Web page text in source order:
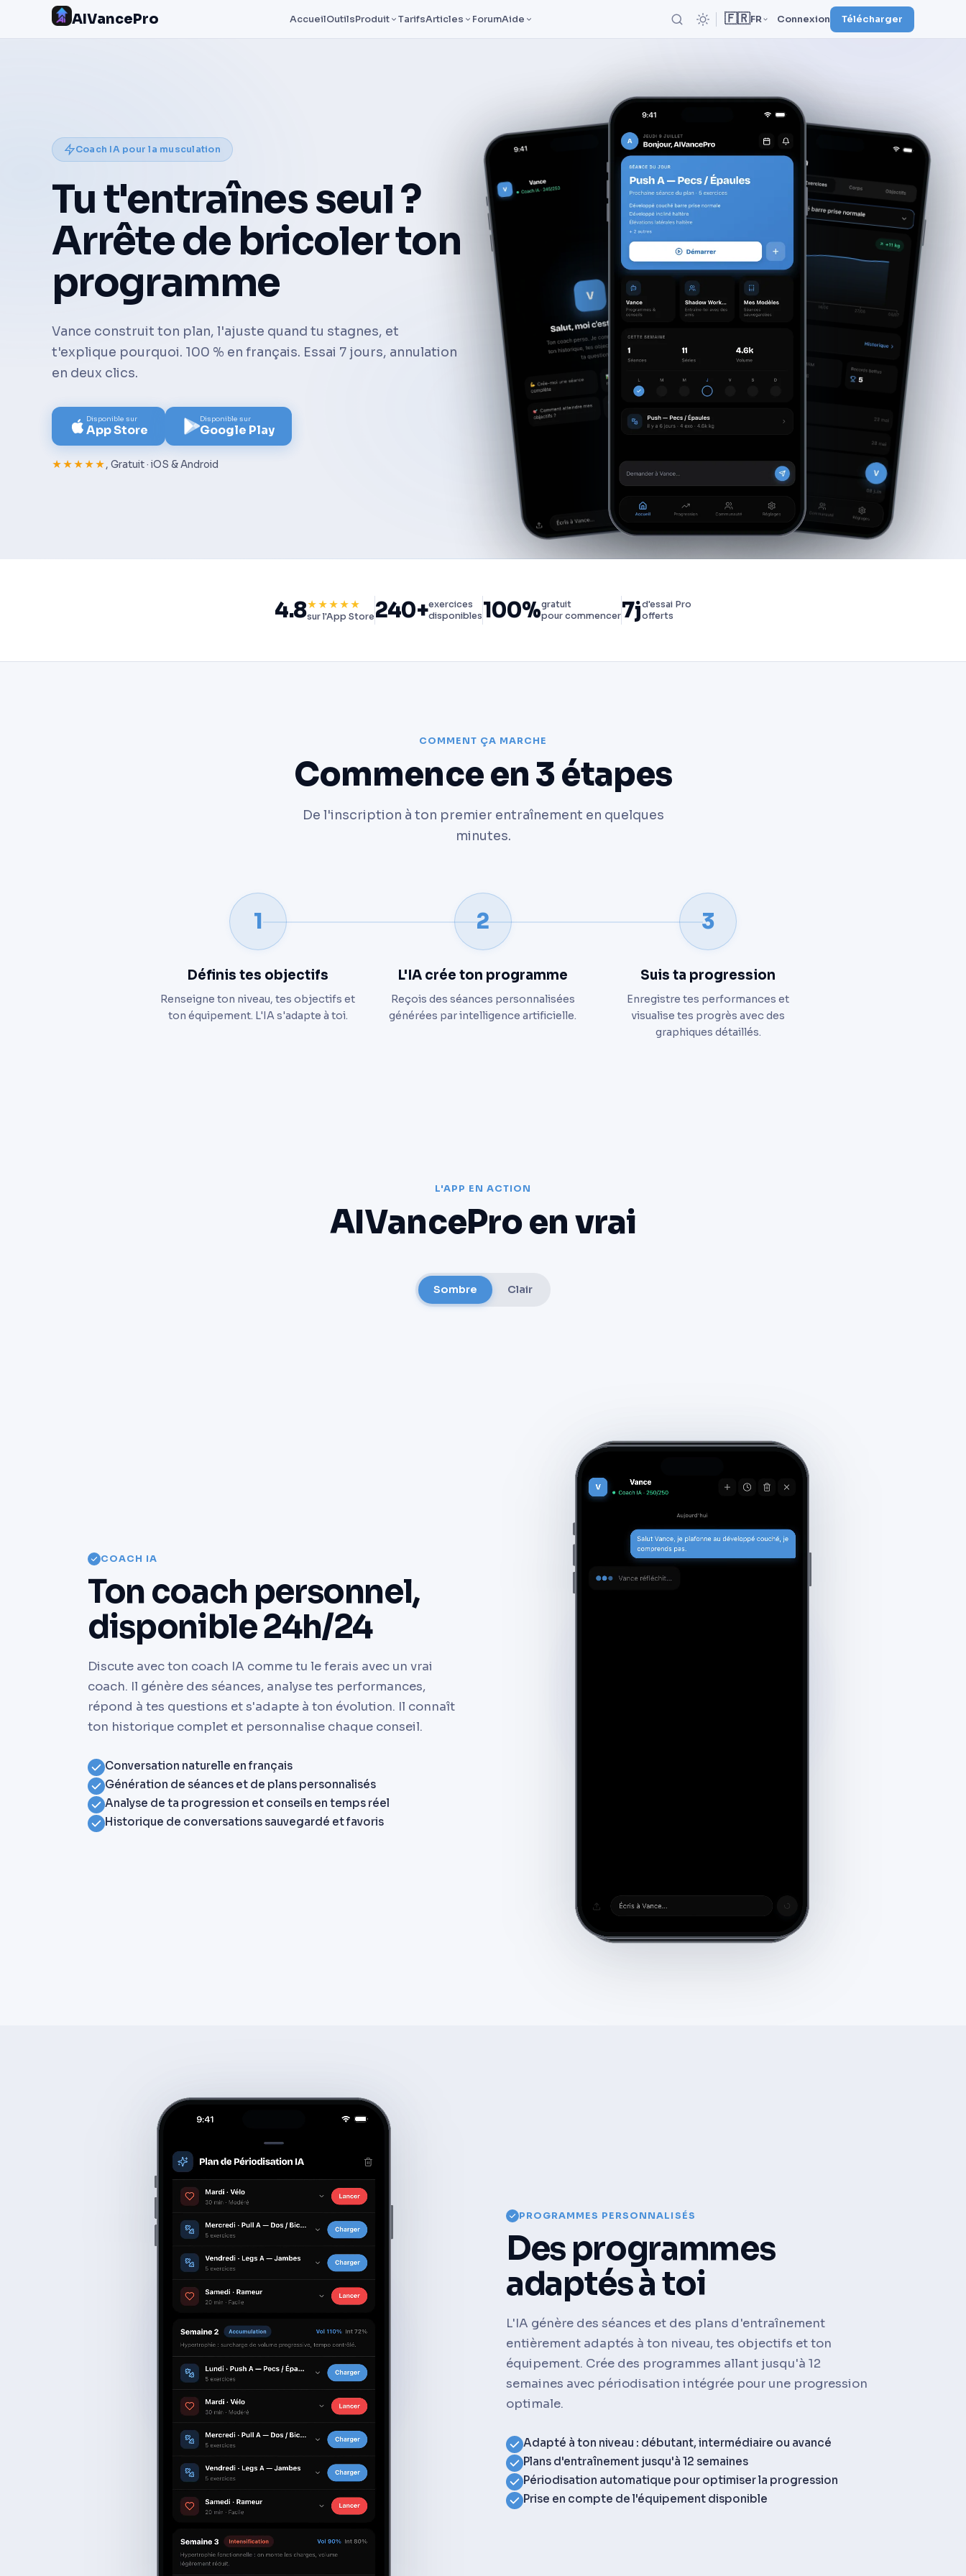
AIVancePro AccueilOutilsProduit TarifsArticles ForumAide 🇫🇷FR Connexion Télécharger
Coach IA pour la musculation
Tu t'entraînes seul ?
Arrête de bricoler ton
programme
Vance construit ton plan, l'ajuste quand tu stagnes, et
t'explique pourquoi. 100 % en français. Essai 7 jours, annulation
en deux clics.
Disponible sur
App Store
Disponible sur
Google Play
★★★★★, Gratuit · iOS & Android
4.8★★★★★
sur l'App Store240+exercices
disponibles100%gratuit
pour commencer7jd'essai Pro
offerts
COMMENT ÇA MARCHE
Commence en 3 étapes
De l'inscription à ton premier entraînement en quelques
minutes.
1
Définis tes objectifs
Renseigne ton niveau, tes objectifs et
ton équipement. L'IA s'adapte à toi.
2
L'IA crée ton programme
Reçois des séances personnalisées
générées par intelligence artificielle.
3
Suis ta progression
Enregistre tes performances et
visualise tes progrès avec des
graphiques détaillés.
L'APP EN ACTION
AIVancePro en vrai
Sombre Clair
COACH IA
Ton coach personnel,
disponible 24h/24
Discute avec ton coach IA comme tu le ferais avec un vrai
coach. Il génère des séances, analyse tes performances,
répond à tes questions et s'adapte à ton évolution. Il connaît
ton historique complet et personnalise chaque conseil.
Conversation naturelle en français
Génération de séances et de plans personnalisés
Analyse de ta progression et conseils en temps réel
Historique de conversations sauvegardé et favoris
PROGRAMMES PERSONNALISÉS
Des programmes
adaptés à toi
L'IA génère des séances et des plans d'entraînement
entièrement adaptés à ton niveau, tes objectifs et ton
équipement. Crée des programmes allant jusqu'à 12
semaines avec périodisation intégrée pour une progression
optimale.
Adapté à ton niveau : débutant, intermédiaire ou avancé
Plans d'entraînement jusqu'à 12 semaines
Périodisation automatique pour optimiser la progression
Prise en compte de l'équipement disponible